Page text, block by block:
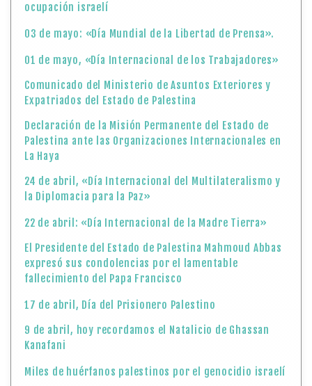
ocupación israelí
03 de mayo: «Día Mundial de la Libertad de Prensa».
01 de mayo, «Día Internacional de los Trabajadores»
Comunicado del Ministerio de Asuntos Exteriores y
Expatriados del Estado de Palestina
Declaración de la Misión Permanente del Estado de
Palestina ante las Organizaciones Internacionales en
La Haya
24 de abril, «Día Internacional del Multilateralismo y
la Diplomacia para la Paz»
22 de abril: «Día Internacional de la Madre Tierra»
El Presidente del Estado de Palestina Mahmoud Abbas
expresó sus condolencias por el lamentable
fallecimiento del Papa Francisco
17 de abril, Día del Prisionero Palestino
9 de abril, hoy recordamos el Natalicio de Ghassan
Kanafani
Miles de huérfanos palestinos por el genocidio israelí